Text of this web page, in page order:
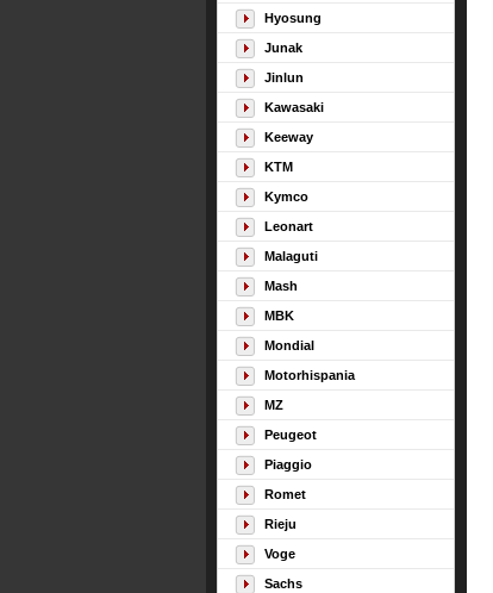
Hyosung
Junak
Jinlun
Kawasaki
Keeway
KTM
Kymco
Leonart
Malaguti
Mash
MBK
Mondial
Motorhispania
MZ
Peugeot
Piaggio
Romet
Rieju
Voge
Sachs